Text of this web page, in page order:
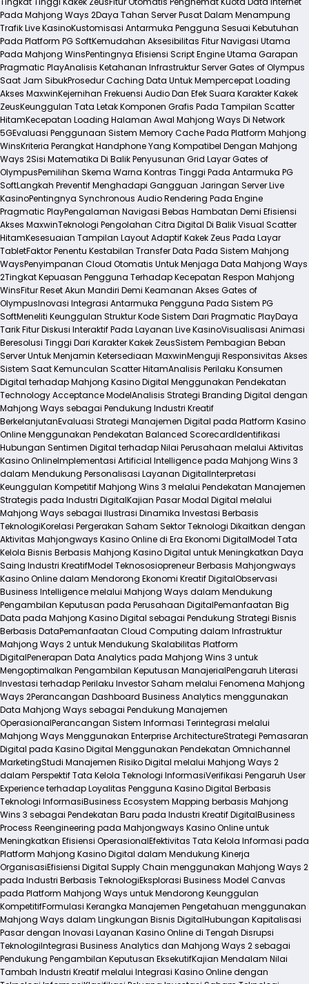
Pada Mahjong Ways 2Daya Tahan Server Pusat Dalam Menampung
Trafik Live KasinoKustomisasi Antarmuka Pengguna Sesuai Kebutuhan
Pada Platform PG SoftKemudahan Aksesibilitas Fitur Navigasi Utama
Pada Mahjong WinsPentingnya Efisiensi Script Engine Utama Garapan
Pragmatic PlayAnalisis Ketahanan Infrastruktur Server Gates of Olympus
Saat Jam SibukProsedur Caching Data Untuk Mempercepat Loading
Akses MaxwinKejernihan Frekuensi Audio Dan Efek Suara Karakter Kakek
ZeusKeunggulan Tata Letak Komponen Grafis Pada Tampilan Scatter
HitamKecepatan Loading Halaman Awal Mahjong Ways Di Network
5GEvaluasi Penggunaan Sistem Memory Cache Pada Platform Mahjong
WinsKriteria Perangkat Handphone Yang Kompatibel Dengan Mahjong
Ways 2Sisi Matematika Di Balik Penyusunan Grid Layar Gates of
OlympusPemilihan Skema Warna Kontras Tinggi Pada Antarmuka PG
SoftLangkah Preventif Menghadapi Gangguan Jaringan Server Live
KasinoPentingnya Synchronous Audio Rendering Pada Engine
Pragmatic PlayPengalaman Navigasi Bebas Hambatan Demi Efisiensi
Akses MaxwinTeknologi Pengolahan Citra Digital Di Balik Visual Scatter
HitamKesesuaian Tampilan Layout Adaptif Kakek Zeus Pada Layar
TabletFaktor Penentu Kestabilan Transfer Data Pada Sistem Mahjong
WaysPenyimpanan Cloud Otomatis Untuk Menjaga Data Mahjong Ways
2Tingkat Kepuasan Pengguna Terhadap Kecepatan Respon Mahjong
WinsFitur Reset Akun Mandiri Demi Keamanan Akses Gates of
OlympusInovasi Integrasi Antarmuka Pengguna Pada Sistem PG
SoftMeneliti Keunggulan Struktur Kode Sistem Dari Pragmatic PlayDaya
Tarik Fitur Diskusi Interaktif Pada Layanan Live KasinoVisualisasi Animasi
Beresolusi Tinggi Dari Karakter Kakek ZeusSistem Pembagian Beban
Server Untuk Menjamin Ketersediaan MaxwinMenguji Responsivitas Akses
Sistem Saat Kemunculan Scatter HitamAnalisis Perilaku Konsumen
Digital terhadap Mahjong Kasino Digital Menggunakan Pendekatan
Technology Acceptance ModelAnalisis Strategi Branding Digital dengan
Mahjong Ways sebagai Pendukung Industri Kreatif
BerkelanjutanEvaluasi Strategi Manajemen Digital pada Platform Kasino
Online Menggunakan Pendekatan Balanced ScorecardIdentifikasi
Hubungan Sentimen Digital terhadap Nilai Perusahaan melalui Aktivitas
Kasino OnlineImplementasi Artificial Intelligence pada Mahjong Wins 3
dalam Mendukung Personalisasi Layanan DigitalInterpretasi
Keunggulan Kompetitif Mahjong Wins 3 melalui Pendekatan Manajemen
Strategis pada Industri DigitalKajian Pasar Modal Digital melalui
Mahjong Ways sebagai Ilustrasi Dinamika Investasi Berbasis
TeknologiKorelasi Pergerakan Saham Sektor Teknologi Dikaitkan dengan
Aktivitas Mahjongways Kasino Online di Era Ekonomi DigitalModel Tata
Kelola Bisnis Berbasis Mahjong Kasino Digital untuk Meningkatkan Daya
Saing Industri KreatifModel Teknososiopreneur Berbasis Mahjongways
Kasino Online dalam Mendorong Ekonomi Kreatif DigitalObservasi
Business Intelligence melalui Mahjong Ways dalam Mendukung
Pengambilan Keputusan pada Perusahaan DigitalPemanfaatan Big
Data pada Mahjong Kasino Digital sebagai Pendukung Strategi Bisnis
Berbasis DataPemanfaatan Cloud Computing dalam Infrastruktur
Mahjong Ways 2 untuk Mendukung Skalabilitas Platform
DigitalPenerapan Data Analytics pada Mahjong Wins 3 untuk
Mengoptimalkan Pengambilan Keputusan ManajerialPengaruh Literasi
Investasi terhadap Perilaku Investor Saham melalui Fenomena Mahjong
Ways 2Perancangan Dashboard Business Analytics menggunakan
Data Mahjong Ways sebagai Pendukung Manajemen
OperasionalPerancangan Sistem Informasi Terintegrasi melalui
Mahjong Ways Menggunakan Enterprise ArchitectureStrategi Pemasaran
Digital pada Kasino Digital Menggunakan Pendekatan Omnichannel
MarketingStudi Manajemen Risiko Digital melalui Mahjong Ways 2
dalam Perspektif Tata Kelola Teknologi InformasiVerifikasi Pengaruh User
Experience terhadap Loyalitas Pengguna Kasino Digital Berbasis
Teknologi InformasiBusiness Ecosystem Mapping berbasis Mahjong
Wins 3 sebagai Pendekatan Baru pada Industri Kreatif DigitalBusiness
Process Reengineering pada Mahjongways Kasino Online untuk
Meningkatkan Efisiensi OperasionalEfektivitas Tata Kelola Informasi pada
Platform Mahjong Kasino Digital dalam Mendukung Kinerja
OrganisasiEfisiensi Digital Supply Chain menggunakan Mahjong Ways 2
pada Industri Berbasis TeknologiEksplorasi Business Model Canvas
pada Platform Mahjong Ways untuk Mendorong Keunggulan
KompetitifFormulasi Kerangka Manajemen Pengetahuan menggunakan
Mahjong Ways dalam Lingkungan Bisnis DigitalHubungan Kapitalisasi
Pasar dengan Inovasi Layanan Kasino Online di Tengah Disrupsi
TeknologiIntegrasi Business Analytics dan Mahjong Ways 2 sebagai
Pendukung Pengambilan Keputusan EksekutifKajian Mendalam Nilai
Tambah Industri Kreatif melalui Integrasi Kasino Online dengan